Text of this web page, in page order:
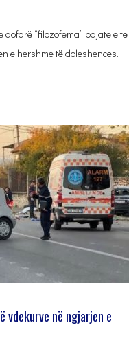
“filozofema” bajate e të
e hershme të doleshencës.
vdekurve në ngjarjen e